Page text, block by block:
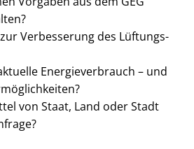
Verbesserung des Lüf­tungs­
En­er­gie­ver­brauch – und
von Staat, Land oder Stadt